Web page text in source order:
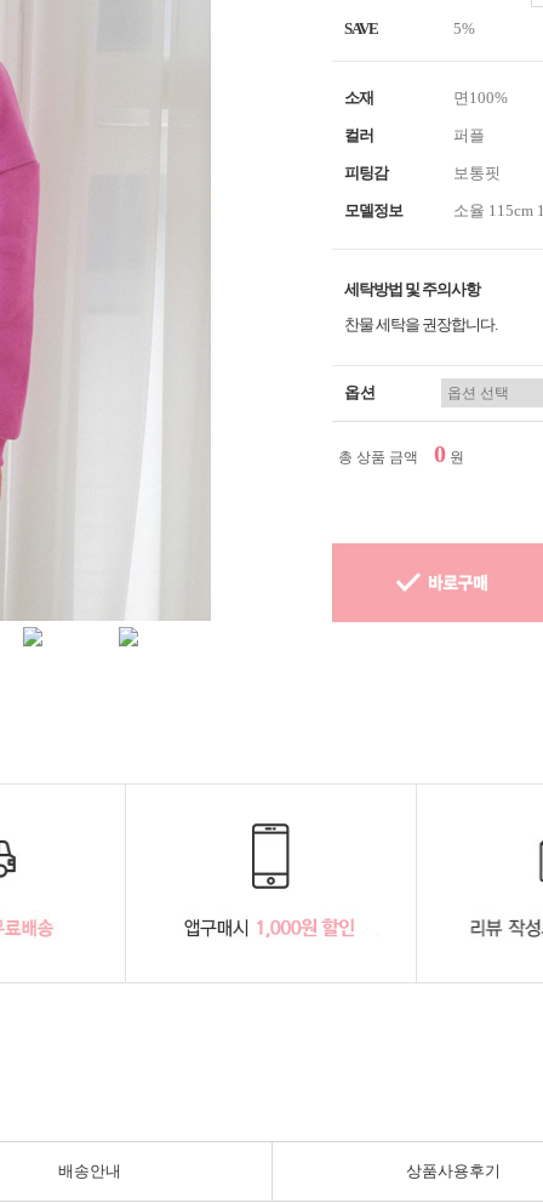
SAVE 5%
소재 면100%
컬러 퍼플
피팅감 보통핏
모델정보 소율 115cm
세탁방법 및 주의사항
찬물 세탁을 권장합니다.
옵션
총 상품 금액 0 원
배송안내 상품사용후기